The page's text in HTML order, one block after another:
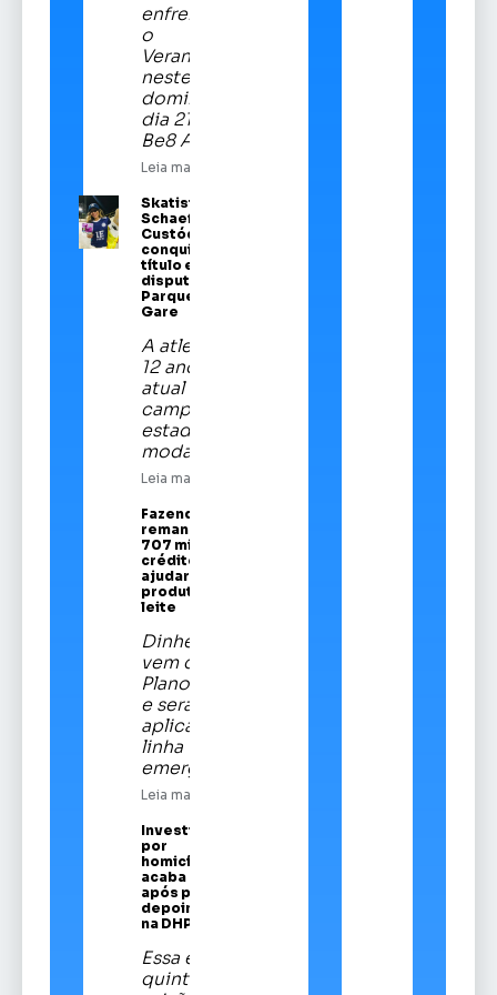
enfrentará
o
Veranópolis
neste
domingo,
dia 21, na
Be8 Arena
Leia mais
Skatista Alice
Schaeffer
Custódio
conquista
título em
disputa no
Parque da
Gare
A atleta de
12 anos é a
atual
campeã
estadual da
modalidade
Leia mais
Fazenda
remaneja R$
707 mi em
crédito para
ajudar
produtores de
leite
Dinheiro
vem do
Plano Safra
e será
aplicado em
linha
emergencial
Leia mais
Investigado
por
homicídios
acaba preso
após prestar
depoimento
na DHPP
Essa é a
quinta